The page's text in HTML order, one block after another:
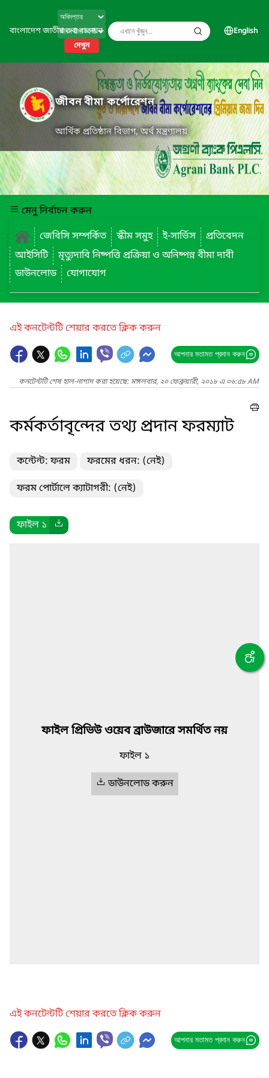
বাংলাদেশ জাতীয় তথ্য বাতায়ন
দেখুন
English
জীবন বীমা কর্পোরেশন
আর্থিক প্রতিষ্ঠান বিভাগ, অর্থ মন্ত্রণালয়
মেনু নির্বাচন করুন
জেবিসি সম্পর্কিত
স্কীম সমুহ ই-সার্ভিস
প্রতিবেদন
আইসিটি
মৃত্যুদাবি নিষ্পত্তি প্রক্রিয়া ও অনিষ্পন্ন বীমা দাবী
ডাউনলোড
যোগাযোগ
এই কনটেন্টটি শেয়ার করতে ক্লিক করুন
আপনার মতামত প্রদান করুন
কনটেন্টটি শেষ হাল-নাগাদ করা হয়েছে: মঙ্গলবার, ২০ ফেব্রুয়ারী, ২০১৮ এ ০৬:৫৮ AM
কর্মকর্তাবৃন্দের তথ্য প্রদান ফরম্যাট
কন্টেন্ট: ফরম ফরমের ধরন: (নেই)
ফরম পোর্টালে ক্যাটাগরী: (নেই)
ফাইল ১
ফাইল প্রিভিউ ওয়েব ব্রাউজারে সমর্থিত নয়
ফাইল ১
ডাউনলোড করুন
এই কনটেন্টটি শেয়ার করতে ক্লিক করুন
আপনার মতামত প্রদান করুন